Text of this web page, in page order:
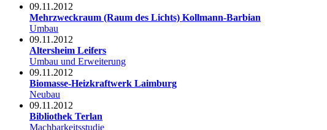
09.11.2012
Mehrzweckraum (Raum des Lichts) Kollmann-Barbian
Umbau
09.11.2012
Altersheim Leifers
Umbau und Erweiterung
09.11.2012
Biomasse-Heizkraftwerk Laimburg
Neubau
09.11.2012
Bibliothek Terlan
Machbarkeitsstudie